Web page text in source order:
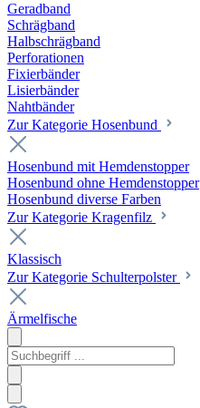
Geradband
Schrägband
Halbschrägband
Perforationen
Fixierbänder
Lisierbänder
Nahtbänder
Zur Kategorie Hosenbund
Hosenbund mit Hemdenstopper
Hosenbund ohne Hemdenstopper
Hosenbund diverse Farben
Zur Kategorie Kragenfilz
Klassisch
Zur Kategorie Schulterpolster
Ärmelfische